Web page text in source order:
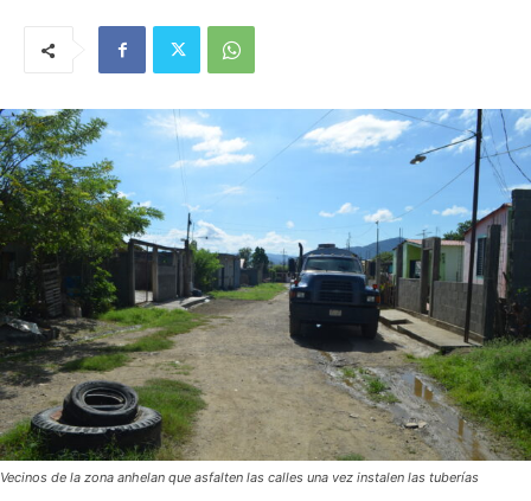
Vecinos de la zona anhelan que asfalten las calles una vez instalen las tuberías